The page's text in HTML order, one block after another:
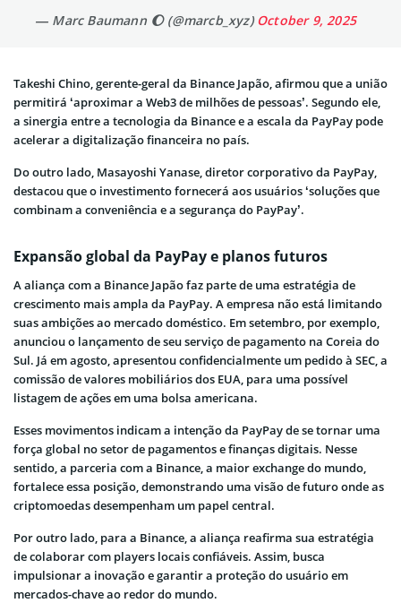
— Marc Baumann 🌔 (@marcb_xyz)October 9, 2025
Takeshi Chino, gerente-geral da Binance Japão, afirmou que a união
permitirá ‘aproximar a Web3 de milhões de pessoas’. Segundo ele,
a sinergia entre a tecnologia da Binance e a escala da PayPay pode
acelerar a digitalização financeira no país.
Do outro lado, Masayoshi Yanase, diretor corporativo da PayPay,
destacou que o investimento fornecerá aos usuários ‘soluções que
combinam a conveniência e a segurança do PayPay’.
Expansão global da PayPay e planos futuros
A aliança com a Binance Japão faz parte de uma estratégia de
crescimento mais ampla da PayPay. A empresa não está limitando
suas ambições ao mercado doméstico. Em setembro, por exemplo,
anunciou o lançamento de seu serviço de pagamento na Coreia do
Sul. Já em agosto, apresentou confidencialmente um pedido à SEC, a
comissão de valores mobiliários dos EUA, para uma possível
listagem de ações em uma bolsa americana.
Esses movimentos indicam a intenção da PayPay de se tornar uma
força global no setor de pagamentos e finanças digitais. Nesse
sentido, a parceria com a Binance, a maior exchange do mundo,
fortalece essa posição, demonstrando uma visão de futuro onde as
criptomoedas desempenham um papel central.
Por outro lado, para a Binance, a aliança reafirma sua estratégia
de colaborar com players locais confiáveis. Assim, busca
impulsionar a inovação e garantir a proteção do usuário em
mercados-chave ao redor do mundo.